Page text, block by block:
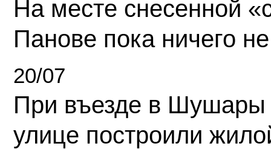
На месте снесенной
Панове пока ничего
20/07
При въезде в Шушары
улице построили